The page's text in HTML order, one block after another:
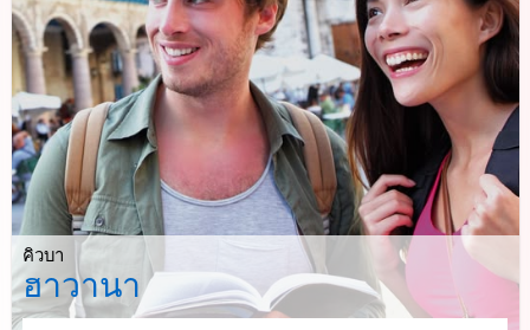
คิวบา
ฮาวานา